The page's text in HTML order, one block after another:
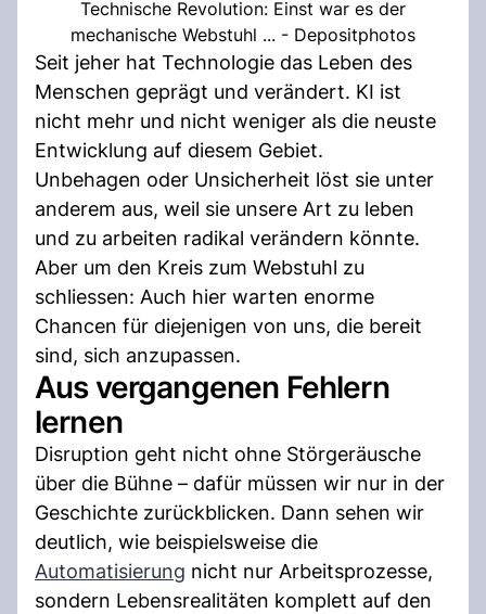
Technische Revolution: Einst war es der
mechanische Webstuhl ... - Depositphotos
Seit jeher hat Technologie das Leben des
Menschen geprägt und verändert. KI ist
nicht mehr und nicht weniger als die neuste
Entwicklung auf diesem Gebiet.
Unbehagen oder Unsicherheit löst sie unter
anderem aus, weil sie unsere Art zu leben
und zu arbeiten radikal verändern könnte.
Aber um den Kreis zum Webstuhl zu
schliessen: Auch hier warten enorme
Chancen für diejenigen von uns, die bereit
sind, sich anzupassen.
Aus vergangenen Fehlern
lernen
Disruption geht nicht ohne Störgeräusche
über die Bühne – dafür müssen wir nur in der
Geschichte zurückblicken. Dann sehen wir
deutlich, wie beispielsweise die
Automatisierung nicht nur Arbeitsprozesse,
sondern Lebensrealitäten komplett auf den